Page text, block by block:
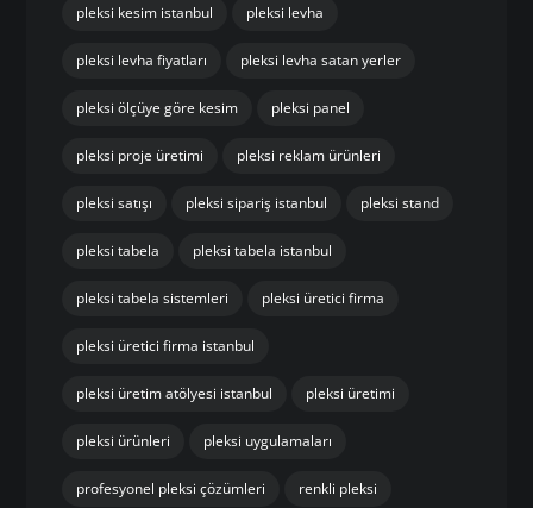
pleksi kesim istanbul pleksi levha
pleksi levha fiyatları pleksi levha satan yerler
pleksi ölçüye göre kesim pleksi panel
pleksi proje üretimi pleksi reklam ürünleri
pleksi satışı pleksi sipariş istanbul pleksi stand
pleksi tabela pleksi tabela istanbul
pleksi tabela sistemleri pleksi üretici firma
pleksi üretici firma istanbul
pleksi üretim atölyesi istanbul pleksi üretimi
pleksi ürünleri pleksi uygulamaları
profesyonel pleksi çözümleri renkli pleksi